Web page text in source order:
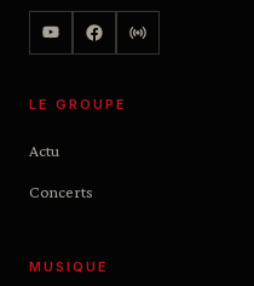
LE GROUPE
Actu
Concerts
MUSIQUE